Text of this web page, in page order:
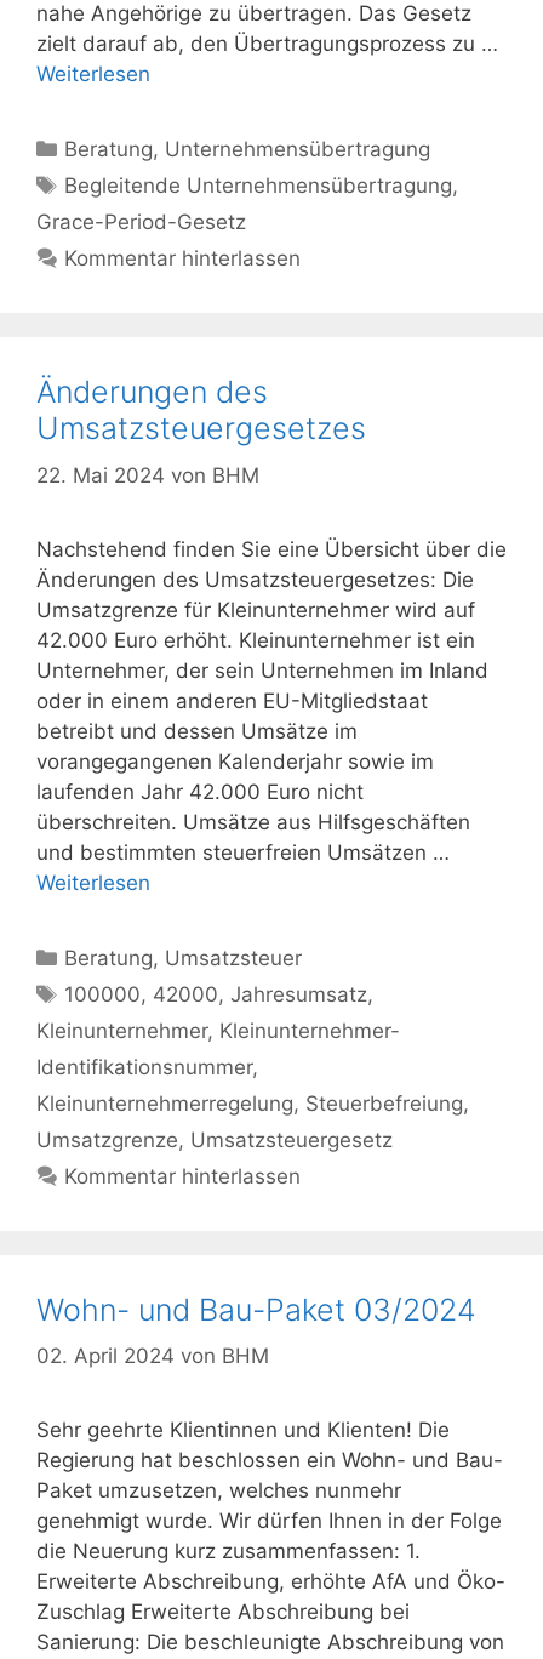
nahe Angehörige zu übertragen. Das Gesetz
zielt darauf ab, den Übertragungsprozess zu …
Weiterlesen
Kategorien
Beratung, Unternehmensübertragung
Schlagwörter
Begleitende Unternehmensübertragung,
Grace-Period-Gesetz
Kommentar hinterlassen
Änderungen des
Umsatzsteuergesetzes
22. Mai 2024 von BHM
Nachstehend finden Sie eine Übersicht über die
Änderungen des Umsatzsteuergesetzes: Die
Umsatzgrenze für Kleinunternehmer wird auf
42.000 Euro erhöht. Kleinunternehmer ist ein
Unternehmer, der sein Unternehmen im Inland
oder in einem anderen EU-Mitgliedstaat
betreibt und dessen Umsätze im
vorangegangenen Kalenderjahr sowie im
laufenden Jahr 42.000 Euro nicht
überschreiten. Umsätze aus Hilfsgeschäften
und bestimmten steuerfreien Umsätzen …
Weiterlesen
Kategorien
Beratung, Umsatzsteuer
Schlagwörter
100000, 42000,Jahresumsatz,
Kleinunternehmer, Kleinunternehmer-
Identifikationsnummer,
Kleinunternehmerregelung, Steuerbefreiung,
Umsatzgrenze, Umsatzsteuergesetz
Kommentar hinterlassen
Wohn- und Bau-Paket 03/2024
02. April 2024 von BHM
Sehr geehrte Klientinnen und Klienten! Die
Regierung hat beschlossen ein Wohn- und Bau-
Paket umzusetzen, welches nunmehr
genehmigt wurde. Wir dürfen Ihnen in der Folge
die Neuerung kurz zusammenfassen: 1.
Erweiterte Abschreibung, erhöhte AfA und Öko-
Zuschlag Erweiterte Abschreibung bei
Sanierung: Die beschleunigte Abschreibung von